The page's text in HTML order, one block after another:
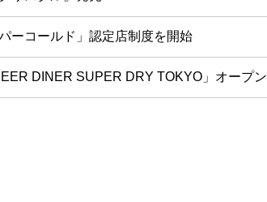
ーコールド」認定店制度を開始
DINER SUPER DRY TOKYO」オープン